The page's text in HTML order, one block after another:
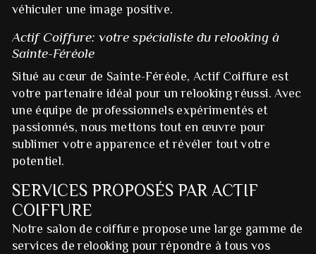
véhiculer une image positive.
Actif Coiffure: votre spécialiste du relooking à
Sainte-Féréole
Situé au cœur de Sainte-Féréole, Actif Coiffure est
votre partenaire idéal pour un relooking réussi. Avec
une équipe de professionnels expérimentés et
passionnés, nous mettons tout en œuvre pour
sublimer votre apparence et révéler tout votre
potentiel.
SERVICES PROPOSÉS PAR ACTIF
COIFFURE
Notre salon de coiffure propose une large gamme de
services de relooking pour répondre à tous vos